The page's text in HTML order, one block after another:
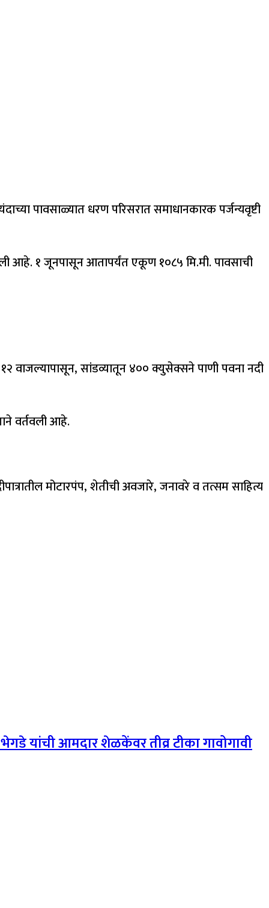
पावसाळ्यात धरण परिसरात समाधानकारक पर्जन्यवृष्टी
आहे. १ जूनपासून आतापर्यंत एकूण १०८५ मि.मी. पावसाची
१२ वाजल्यापासून, सांडव्यातून ४०० क्युसेक्सने पाणी पवना नदी
वर्तवली आहे.
मोटारपंप, शेतीची अवजारे, जनावरे व तत्सम साहित्य
यांची आमदार शेळकेंवर तीव्र टीका गावोगावी